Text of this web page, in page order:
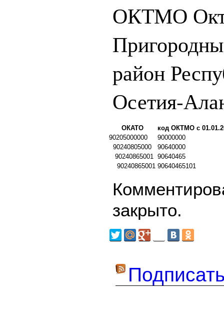
ОКТМО
район
Осетия-
ОКАТО
код ОКТМО с
90205000000
90000000
90240805000
90640000
90240865001 90640465
90240865001 90640465101
закрыто.